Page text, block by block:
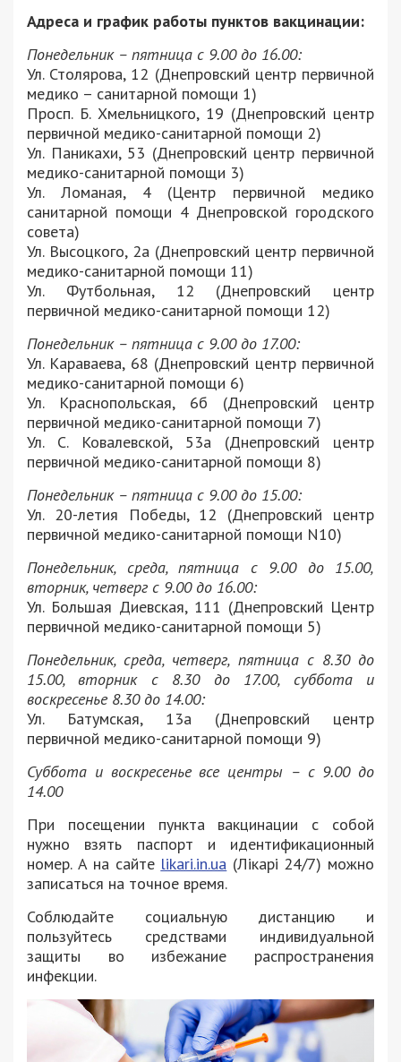
Адреса и график работы пунктов вакцинации:
Понедельник – пятница с 9.00 до 16.00:
Ул. Столярова, 12 (Днепровский центр первичной
медико – санитарной помощи 1)
Просп. Б. Хмельницкого, 19 (Днепровский центр
первичной медико-санитарной помощи 2)
Ул. Паникахи, 53 (Днепровский центр первичной
медико-санитарной помощи 3)
Ул. Ломаная, 4 (Центр первичной медико
санитарной помощи 4 Днепровской городского
совета)
Ул. Высоцкого, 2а (Днепровский центр первичной
медико-санитарной помощи 11)
Ул. Футбольная, 12 (Днепровский центр
первичной медико-санитарной помощи 12)
Понедельник – пятница с 9.00 до 17.00:
Ул. Караваева, 68 (Днепровский центр первичной
медико-санитарной помощи 6)
Ул. Краснопольская, 6б (Днепровский центр
первичной медико-санитарной помощи 7)
Ул. С. Ковалевской, 53а (Днепровский центр
первичной медико-санитарной помощи 8)
Понедельник – пятница с 9.00 до 15.00:
Ул. 20-летия Победы, 12 (Днепровский центр
первичной медико-санитарной помощи N10)
Понедельник, среда, пятница с 9.00 до 15.00,
вторник, четверг с 9.00 до 16.00:
Ул. Большая Диевская, 111 (Днепровский Центр
первичной медико-санитарной помощи 5)
Понедельник, среда, четверг, пятница с 8.30 до
15.00, вторник с 8.30 до 17.00, суббота и
воскресенье 8.30 до 14.00:
Ул. Батумская, 13а (Днепровский центр
первичной медико-санитарной помощи 9)
Суббота и воскресенье все центры – с 9.00 до
14.00
При посещении пункта вакцинации с собой
нужно взять паспорт и идентификационный
номер. А на сайте likari.in.ua (Лікарі 24/7) можно
записаться на точное время.
Соблюдайте социальную дистанцию и
пользуйтесь средствами индивидуальной
защиты во избежание распространения
инфекции.